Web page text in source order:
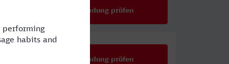
Verbindung prüfen
Verbindung prüfen